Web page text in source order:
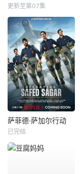
更新至第07集
萨菲德·萨加尔行动
已完结